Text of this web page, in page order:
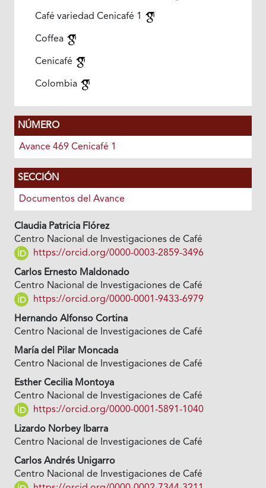
Café variedad Cenicafé 1
Coffea
Cenicafé
Colombia
NÚMERO
Avance 469 Cenicafé 1
SECCIÓN
Documentos del Avance
Claudia Patricia Flórez
Centro Nacional de Investigaciones de Café
https://orcid.org/0000-0003-2859-3496
Carlos Ernesto Maldonado
Centro Nacional de Investigaciones de Café
https://orcid.org/0000-0001-9433-6979
Hernando Alfonso Cortina
Centro Nacional de Investigaciones de Café
María del Pilar Moncada
Centro Nacional de Investigaciones de Café
Esther Cecilia Montoya
Centro Nacional de Investigaciones de Café
https://orcid.org/0000-0001-5891-1040
Lizardo Norbey Ibarra
Centro Nacional de Investigaciones de Café
Carlos Andrés Unigarro
Centro Nacional de Investigaciones de Café